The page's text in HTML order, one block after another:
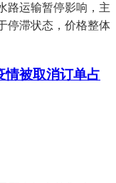
路运输暂停影响，主
停滞状态，价格整体
情被取消订单占